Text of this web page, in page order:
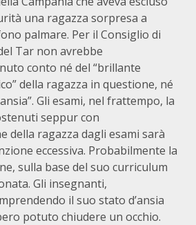
una ragazza sorpresa a
palmare. Per il Consiglio di
Tar non avrebbe
conto né del “brillante
della ragazza in questione, né
Gli esami, nel frattempo, la
seppur con
della ragazza dagli esami sarà
eccessiva. Probabilmente la
sulla base del suo curriculum
Gli insegnanti,
il suo stato d’ansia
potuto chiudere un occhio.